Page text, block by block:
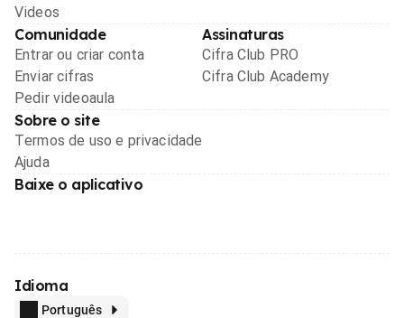
Videos
Comunidade
Entrar ou criar conta
Enviar cifras
Pedir videoaula
Assinaturas
Cifra Club PRO
Cifra Club Academy
Sobre o site
Termos de uso e privacidade
Ajuda
Baixe o aplicativo
Idioma
Português